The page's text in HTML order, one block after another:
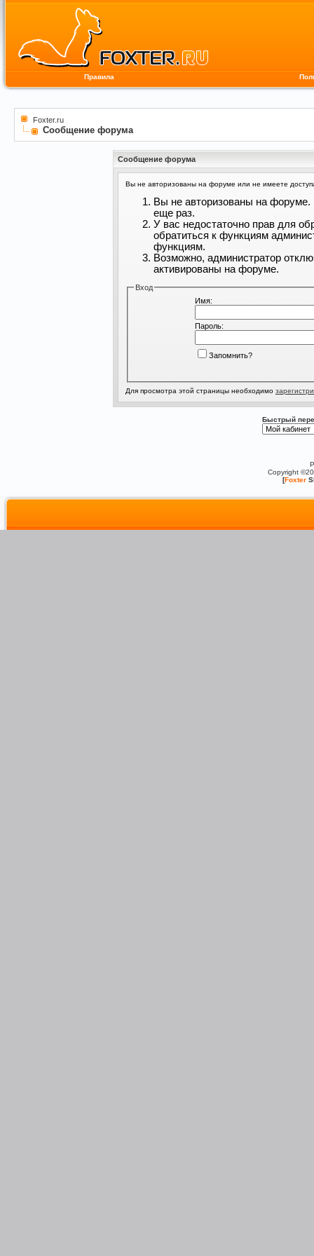
Правила
Foxter.ru
Сообщение форума
Сообщение форума
Вы не авторизованы на форуме или не имеете
Вы не авторизованы на форуме.
еще раз.
У вас недостаточно прав для
обратиться к функциям
функциям.
Возможно, администратор
активированы на форуме.
Вход
Имя:
Пароль:
Запомнить?
Для просмотра этой страницы необходимо
Быстрый
Copyright
[Foxter